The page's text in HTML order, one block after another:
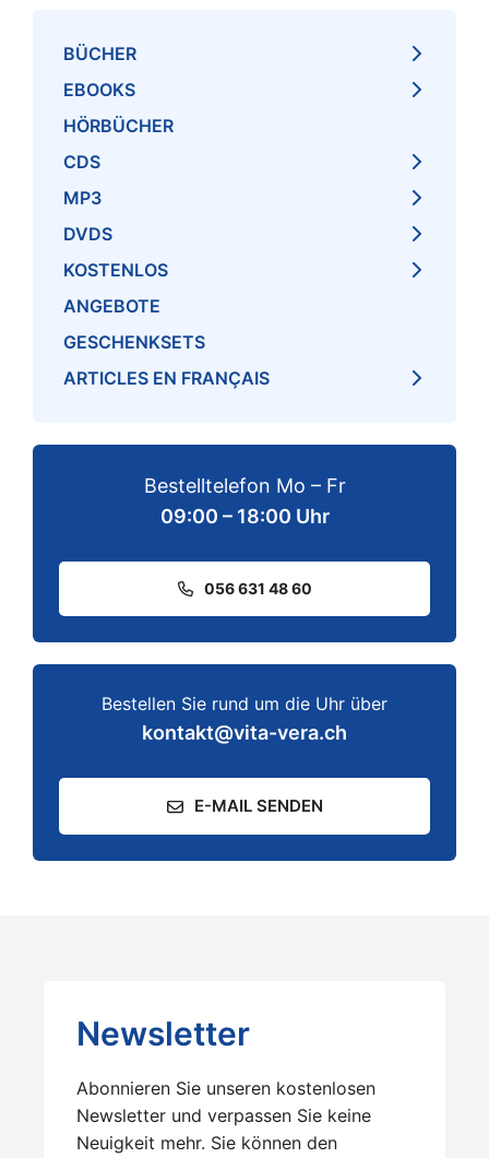
BÜCHER
EBOOKS
HÖRBÜCHER
CDS
MP3
DVDS
KOSTENLOS
ANGEBOTE
GESCHENKSETS
ARTICLES EN FRANÇAIS
Bestelltelefon Mo – Fr
09:00 – 18:00 Uhr
056 631 48 60
Bestellen Sie rund um die Uhr über
kontakt@vita-vera.ch
E-MAIL SENDEN
Newsletter
Abonnieren Sie unseren kostenlosen
Newsletter und verpassen Sie keine
Neuigkeit mehr. Sie können den